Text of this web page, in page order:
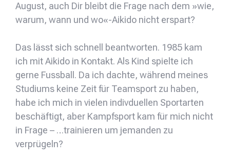
August, auch Dir bleibt die Frage nach dem »wie,
warum, wann und wo«-Aikido nicht erspart?
Das lässt sich schnell beantworten. 1985 kam
ich mit Aikido in Kontakt. Als Kind spielte ich
gerne Fussball. Da ich dachte, während meines
Studiums keine Zeit für Teamsport zu haben,
habe ich mich in vielen indivduellen Sportarten
beschäftigt, aber Kampfsport kam für mich nicht
in Frage – …trainieren um jemanden zu
verprügeln?